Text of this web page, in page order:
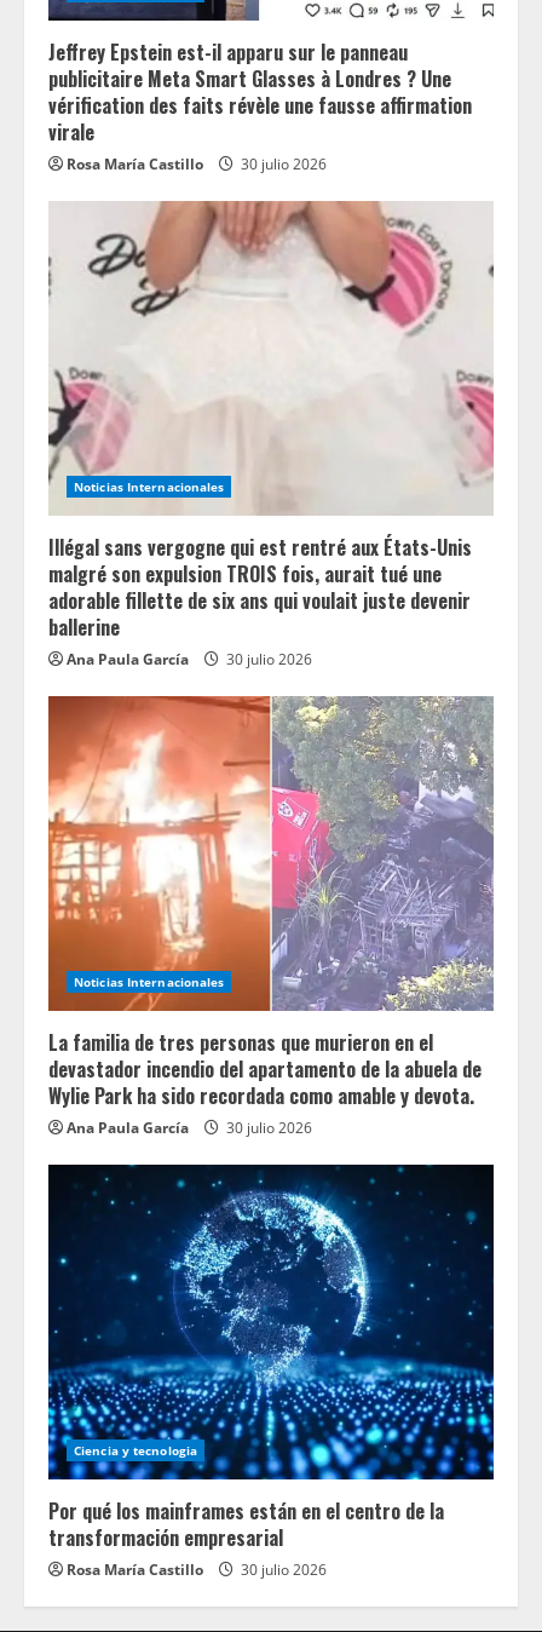
Jeffrey Epstein est-il apparu sur le panneau
publicitaire Meta Smart Glasses à Londres ? Une
vérification des faits révèle une fausse affirmation
virale
Rosa María Castillo 30 julio 2026
Noticias Internacionales
Illégal sans vergogne qui est rentré aux États-Unis
malgré son expulsion TROIS fois, aurait tué une
adorable fillette de six ans qui voulait juste devenir
ballerine
Ana Paula García 30 julio 2026
Noticias Internacionales
La familia de tres personas que murieron en el
devastador incendio del apartamento de la abuela de
Wylie Park ha sido recordada como amable y devota.
Ana Paula García 30 julio 2026
Ciencia y tecnologia
Por qué los mainframes están en el centro de la
transformación empresarial
Rosa María Castillo 30 julio 2026